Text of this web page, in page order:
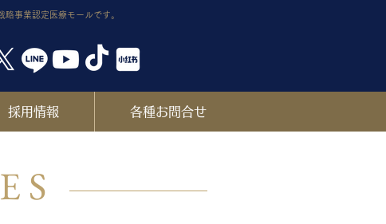
事業認定医療モールです。
採用情報 各種お問合せ